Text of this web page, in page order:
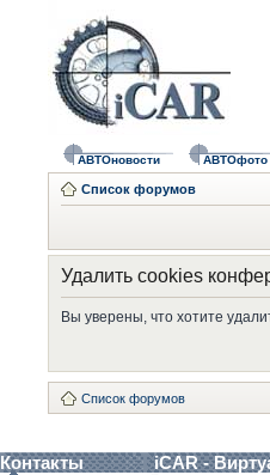
АВТОновости АВТОфото
Список форумов
Удалить cookies
Вы уверены, что хотите
Список форумов
Контакты iCAR -